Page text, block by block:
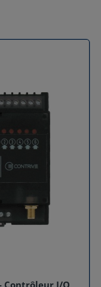
Contrôleur I/O